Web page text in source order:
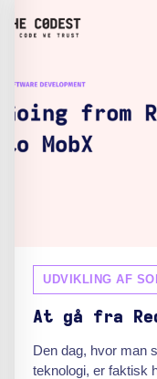
UDVIKLING AF
At gå fra
Den dag, hvor man
teknologi, er faktisk